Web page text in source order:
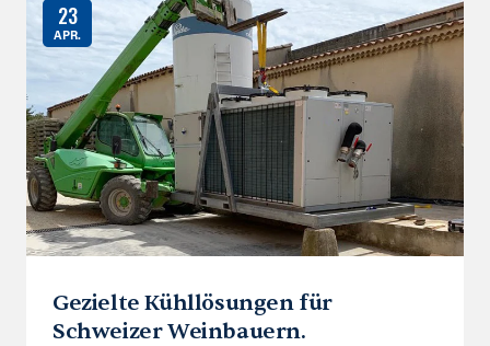
23
APR.
Gezielte Kühllösungen für
Schweizer Weinbauern.